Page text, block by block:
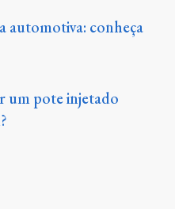
automotiva: conheça
um pote injetado